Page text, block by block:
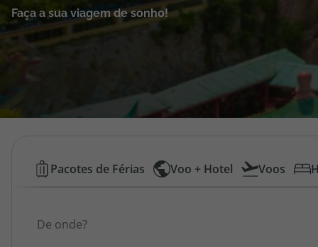
Especialistas
Cheque Viagem
Faça a sua viagem de sonho!
Voos
Low
Cost
Pacotes de Férias Voo + Hotel Voos